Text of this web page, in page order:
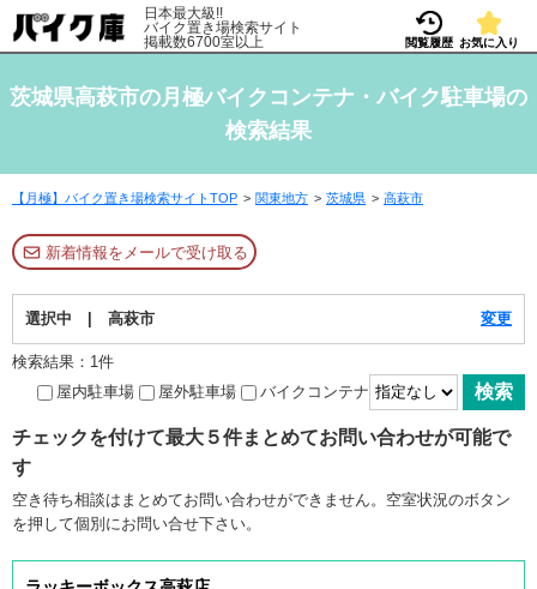
日本最大級!!
バイク置き場検索サイト
掲載数6700室以上
閲覧履歴 お気に入り
茨城県高萩市の月極バイクコンテナ・バイク駐車場の
検索結果
【月極】バイク置き場検索サイトTOP 関東地方 茨城県 高萩市
新着情報をメールで受け取る
選択中 | 高萩市 変更
検索結果：1件
屋内駐車場
屋外駐車場 バイクコンテナ
チェックを付けて最大５件まとめてお問い合わせが可能で
す
空き待ち相談はまとめてお問い合わせができません。空室状況のボタン
を押して個別にお問い合せ下さい。